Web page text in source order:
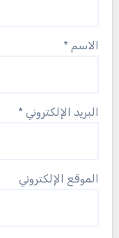
الاسم *
البريد الإلكتروني *
الموقع الإلكتروني